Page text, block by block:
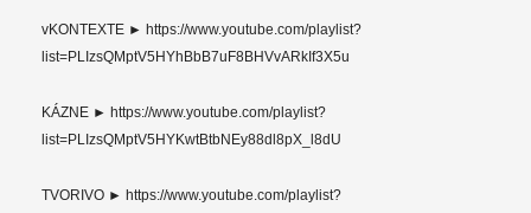
vKONTEXTE ► https://www.youtube.com/playlist?
list=PLIzsQMptV5HYhBbB7uF8BHVvARkIf3X5u
KÁZNE ► https://www.youtube.com/playlist?
list=PLIzsQMptV5HYKwtBtbNEy88dl8pX_l8dU
TVORIVO ► https://www.youtube.com/playlist?